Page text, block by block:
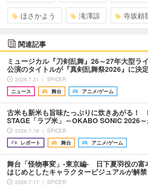
ほさかよう 滝澤諒 寺坂頼
関連記事
ミュージカル『刀剣乱舞』26～27年大型ラ
公演のタイトルが『真剣乱舞祭2026』に決定
2026.7.21 ｜ SPICER
ニュース
舞台 アニメ/ゲーム
古米も新米も旨味たっぷりに炊きあがる！
STAGE「ラブ米」～OKABO SONIC 2026
2026.7.18 ｜ SPICER
レポート
舞台 アニメ/ゲーム
舞台「怪物事変」-東京編- 日下夏羽役の富
はじめとしたキャラクタービジュアルが解禁
2026.7.17 ｜ SPICER